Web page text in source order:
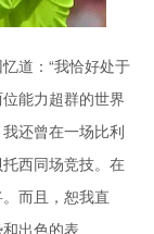
道：“我恰好处于
能力超群的世界
还曾在一场比利
西同场竞技。在
而且，恕我直
出色的表